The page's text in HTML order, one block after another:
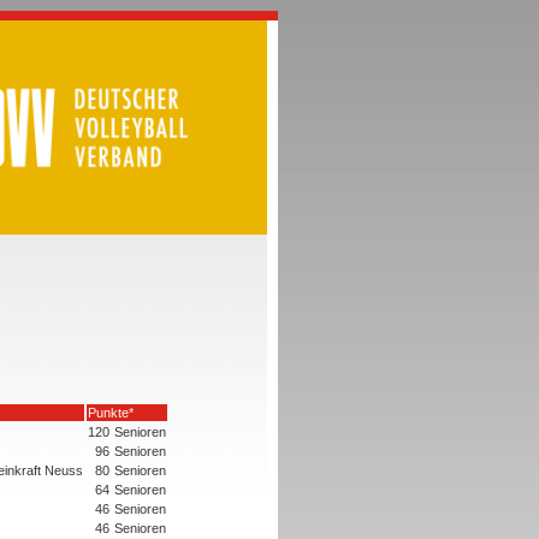
Punkte*
120 Senioren
96 Senioren
Neuss 80 Senioren
64 Senioren
46 Senioren
46 Senioren